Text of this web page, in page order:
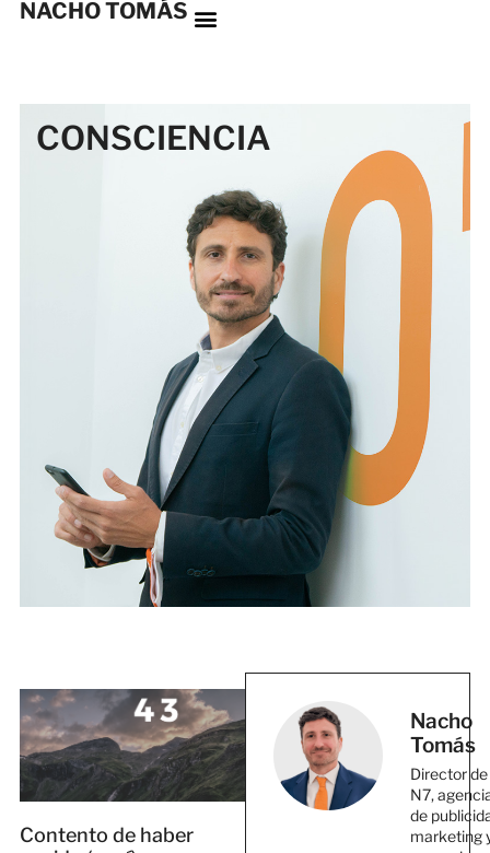
NACHO TOMÁS
CONSCIENCIA
Contento de haber
Nacho
Tomás
Director de
N7,
de
marketing